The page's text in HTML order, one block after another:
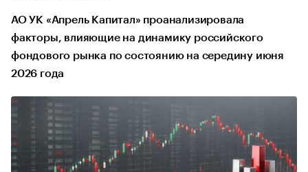
АО УК «Апрель Капитал» проанализировала
факторы, влияющие на динамику российского
фондового рынка по состоянию на середину июня
2026 года